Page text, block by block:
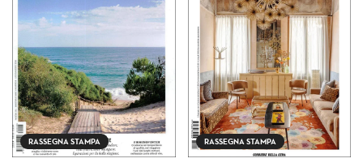
RASSEGNA STAMPA RASSEGNA STAMPA